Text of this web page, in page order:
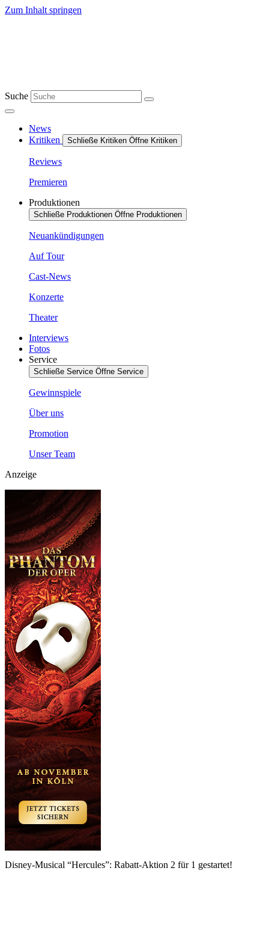
Zum Inhalt springen
Suche
News
Kritiken
Schließe Kritiken Öffne Kritiken
Reviews
Premieren
Produktionen
Schließe Produktionen Öffne Produktionen
Neuankündigungen
Auf Tour
Cast-News
Konzerte
Theater
Interviews
Fotos
Service
Schließe Service Öffne Service
Gewinnspiele
Über uns
Promotion
Unser Team
Anzeige
Disney-Musical “Hercules”: Rabatt-Aktion 2 für 1 gestartet!